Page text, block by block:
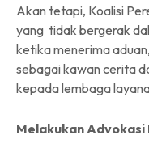
Akan tetapi, Koalisi
yang tidak bergerak
ketika menerima
sebagai kawan cerita
kepada lembaga
Melakukan Advokasi